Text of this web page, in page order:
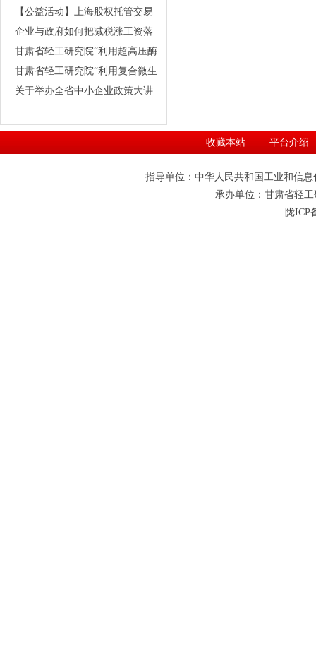
【公益活动】上海股权托管交易
中心挂牌融资培训（2016年第1
期）
企业与政府如何把减税涨工资落
实
甘肃省轻工研究院“利用超高压酶
解制备玛咖酒的技术及其产业化
研究”等 三个项目通过省级科技
甘肃省轻工研究院“利用复合微生
物絮凝剂资源化处理马铃薯淀粉
省级科研项目通过科技厅验收
关于举办全省中小企业政策大讲
收藏本站 平台介绍
指导单位：中华人民共和国工业和信
承办单位：甘肃省轻
陇ICP